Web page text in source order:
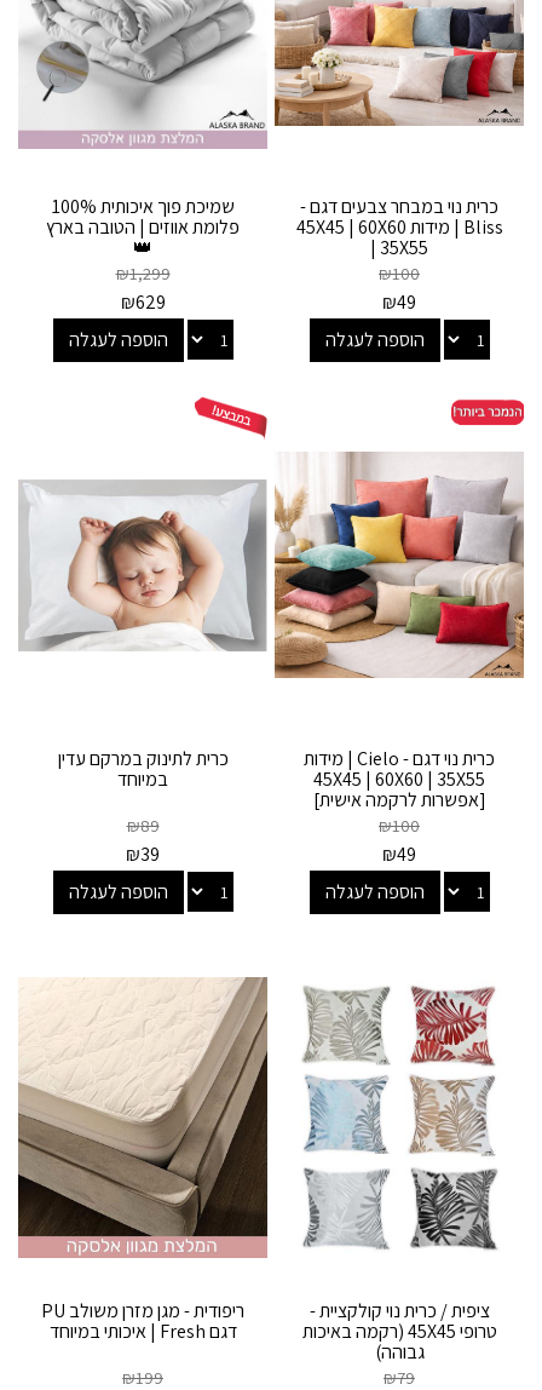
כרית נוי במבחר צבעים דגם -
Bliss | מידות 45X45 | 60X60
| 35X55
₪100
₪49
הוספה לעגלה
שמיכת פוך איכותית 100%
פלומת אווזים | הטובה בארץ
👑
₪1,299
₪629
הוספה לעגלה
כרית נוי דגם - Cielo | מידות
45X45 | 60X60 | 35X55
[אפשרות לרקמה אישית]
₪100
₪49
הוספה לעגלה
כרית לתינוק במרקם עדין
במיוחד
₪89
₪39
הוספה לעגלה
ציפית / כרית נוי קולקציית -
טרופי 45X45 (רקמה באיכות
גבוהה)
₪79
ריפודית - מגן מזרן משולב PU
דגם Fresh | איכותי במיוחד
₪199